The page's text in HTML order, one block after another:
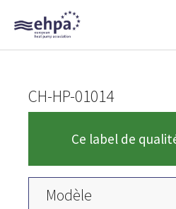
Skip to main navigation
Skip to main content
Skip to page footer
CH-HP-01014
Ce label de
Modèle